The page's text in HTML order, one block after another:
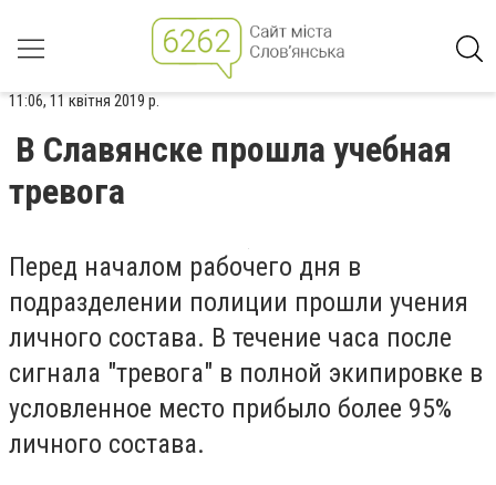
11:06, 11 квітня 2019 р.
В Славянске прошла учебная
тревога
Перед началом рабочего дня в
подразделении полиции прошли учения
личного состава. В течение часа после
сигнала "тревога" в полной экипировке в
условленное место прибыло более 95%
личного состава.